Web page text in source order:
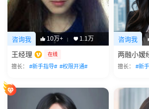
咨询我 10万+ | 1.1万
王经理 在线
擅长： #新手指导# #权限开通#
咨询我
两融小嫒
擅长： #新